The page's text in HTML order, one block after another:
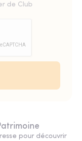
de Club
pour découvrir